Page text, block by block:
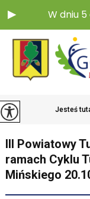
dniu 5 czerwca
Jesteś
III Powiatowy
ramach Cyklu
Mińskiego